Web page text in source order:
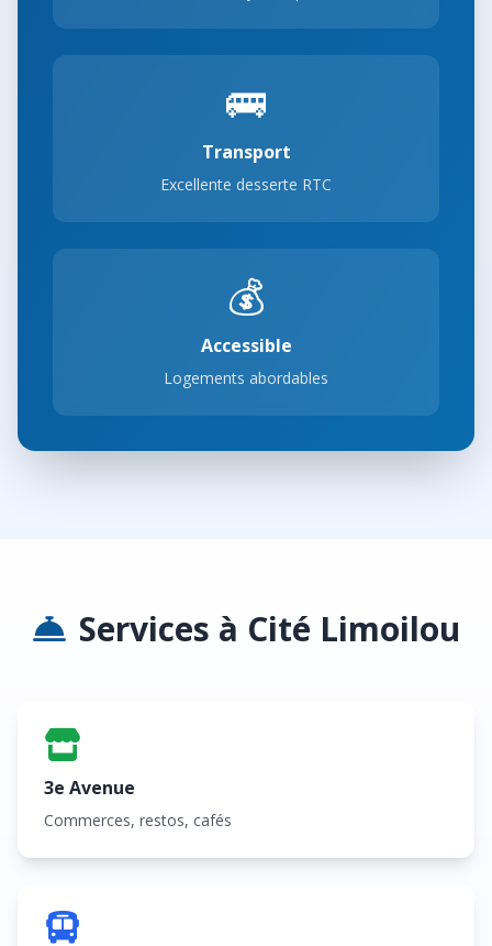
🚌
Transport
Excellente desserte RTC
💰
Accessible
Logements abordables
Services à Cité Limoilou
3e Avenue
Commerces, restos, cafés